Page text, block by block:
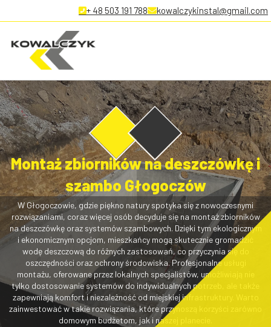
+ 48 503 191 788 kowalczykinstal@gmail.com
Montaż zbiorników na deszczówkę i
szambo Głogoczów
W Głogoczowie, gdzie piękno natury spotyka się z nowoczesnymi
rozwiązaniami, coraz więcej osób decyduje się na montaż zbiorników
na deszczówkę oraz systemów szambowych. Dzięki tym ekologicznym
i ekonomicznym opcjom, mieszkańcy mogą skutecznie gromadzić
wodę deszczową do różnych zastosowań, co przyczynia się do
oszczędności oraz ochrony środowiska. Profesjonalne usługi
montażu, oferowane przez lokalnych specjalistów, umożliwiają nie
tylko dostosowanie systemów do indywidualnych potrzeb, ale także
zapewniają komfort i niezależność od miejskiej infrastruktury. Warto
zainwestować w takie rozwiązania, które przynoszą korzyści zarówno
domowym budżetom, jak i naszej planecie.